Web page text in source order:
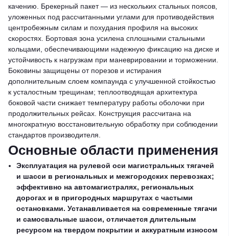
качению. Брекерный пакет — из нескольких стальных поясов,
уложенных под рассчитанными углами для противодействия
центробежным силам и похудания профиля на высоких
скоростях. Бортовая зона усилена сплошными стальными
кольцами, обеспечивающими надежную фиксацию на диске и
устойчивость к нагрузкам при маневрировании и торможении.
Боковины защищены от порезов и истирания
дополнительным слоем компаунда с улучшенной стойкостью
к усталостным трещинам; теплоотводящая архитектура
боковой части снижает температуру работы оболочки при
продолжительных рейсах. Конструкция рассчитана на
многократную восстановительную обработку при соблюдении
стандартов производителя.
Основные области применения
Эксплуатация на рулевой оси магистральных тягачей
и шасси в региональных и межгородских перевозках;
эффективно на автомагистралях, региональных
дорогах и в пригородных маршрутах с частыми
остановками. Устанавливается на современные тягачи
и самосвальные шасси, отличается длительным
ресурсом на твердом покрытии и аккуратным износом